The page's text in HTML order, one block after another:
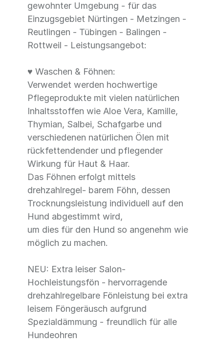
gewohnter Umgebung - für das
Einzugsgebiet Nürtingen - Metzingen -
Reutlingen - Tübingen - Balingen -
Rottweil - Leistungsangebot:
♥ Waschen & Föhnen:
Verwendet werden hochwertige
Pflegeprodukte mit vielen natürlichen
Inhaltsstoffen wie Aloe Vera, Kamille,
Thymian, Salbei, Schafgarbe und
verschiedenen natürlichen Ölen mit
rückfettendender und pflegender
Wirkung für Haut & Haar.
Das Föhnen erfolgt mittels
drehzahlregel- barem Föhn, dessen
Trocknungsleistung individuell auf den
Hund abgestimmt wird,
um dies für den Hund so angenehm wie
möglich zu machen.
NEU: Extra leiser Salon-
Hochleistungsfön - hervorragende
drehzahlregelbare Fönleistung bei extra
leisem Föngeräusch aufgrund
Spezialdämmung - freundlich für alle
Hundeohren